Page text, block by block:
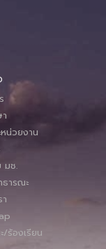
น่วยงาน
มช.
ารณะ
/ร้องเรียน